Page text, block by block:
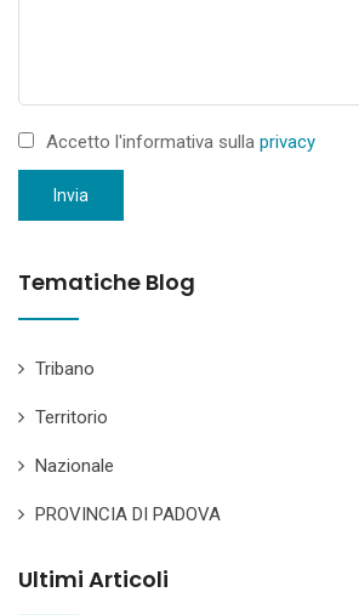
Accetto l'informativa sulla privacy
Invia
Tematiche Blog
Tribano
Territorio
Nazionale
PROVINCIA DI PADOVA
Ultimi Articoli